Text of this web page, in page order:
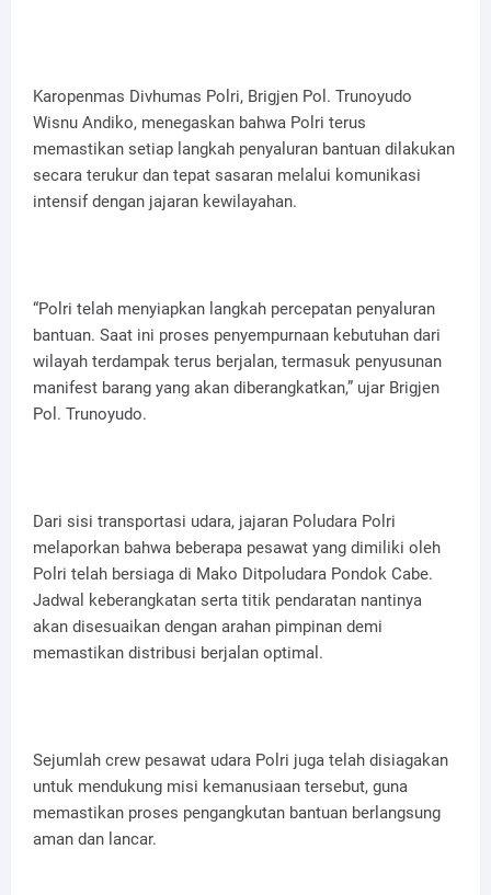
Karopenmas Divhumas Polri, Brigjen Pol. Trunoyudo
Wisnu Andiko, menegaskan bahwa Polri terus
memastikan setiap langkah penyaluran bantuan dilakukan
secara terukur dan tepat sasaran melalui komunikasi
intensif dengan jajaran kewilayahan.
“Polri telah menyiapkan langkah percepatan penyaluran
bantuan. Saat ini proses penyempurnaan kebutuhan dari
wilayah terdampak terus berjalan, termasuk penyusunan
manifest barang yang akan diberangkatkan,” ujar Brigjen
Pol. Trunoyudo.
Dari sisi transportasi udara, jajaran Poludara Polri
melaporkan bahwa beberapa pesawat yang dimiliki oleh
Polri telah bersiaga di Mako Ditpoludara Pondok Cabe.
Jadwal keberangkatan serta titik pendaratan nantinya
akan disesuaikan dengan arahan pimpinan demi
memastikan distribusi berjalan optimal.
Sejumlah crew pesawat udara Polri juga telah disiagakan
untuk mendukung misi kemanusiaan tersebut, guna
memastikan proses pengangkutan bantuan berlangsung
aman dan lancar.